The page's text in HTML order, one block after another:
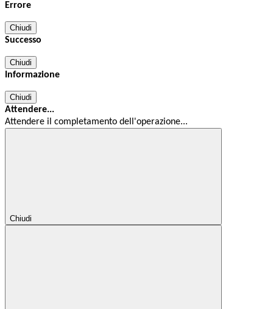
Errore
Chiudi
Successo
Chiudi
Informazione
Chiudi
Attendere...
Attendere il completamento dell'operazione...
Chiudi